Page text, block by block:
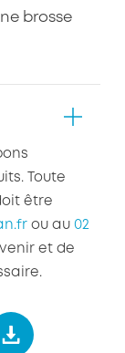
brosse
Toute
être
ou au 02
et de